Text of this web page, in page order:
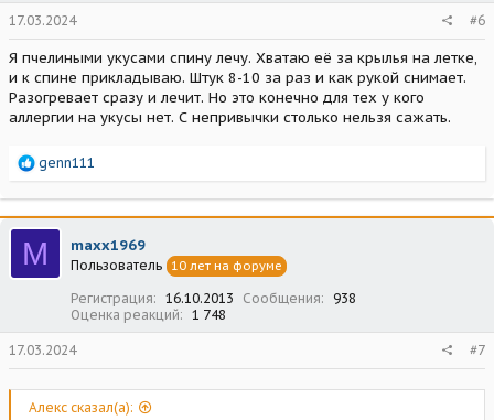
17.03.2024 #6
Я пчелиными укусами спину лечу. Хватаю её за крылья на летке,
и к спине прикладываю. Штук 8-10 за раз и как рукой снимает.
Разогревает сразу и лечит. Но это конечно для тех у кого
аллергии на укусы нет. С непривычки столько нельзя сажать.
Р
а
к
ц
и
и
genn111
M maxx1969
Пользователь 10 лет на форуме
Регистрация 16.10.2013 Сообщения
938
Оценка реакций
1 748
17.03.2024 #7
Алекс сказал(а):